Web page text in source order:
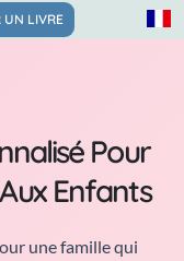
UN LIVRE
Pour
Enfants
une famille qui